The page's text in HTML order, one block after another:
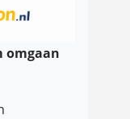
omgaan